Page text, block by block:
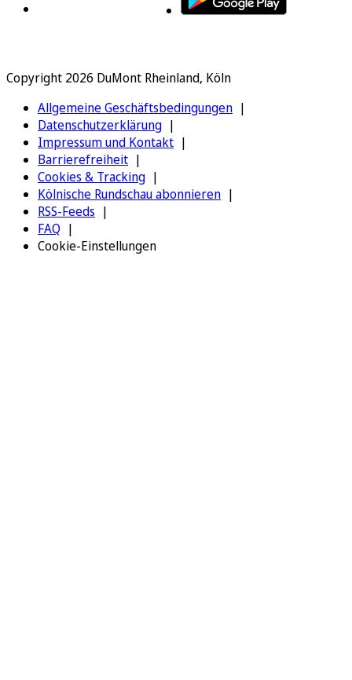
Copyright 2026 DuMont Rheinland, Köln
Allgemeine Geschäftsbedingungen
Datenschutzerklärung
Impressum und Kontakt
Barrierefreiheit
Cookies & Tracking
Kölnische Rundschau abonnieren
RSS-Feeds
FAQ
Cookie-Einstellungen